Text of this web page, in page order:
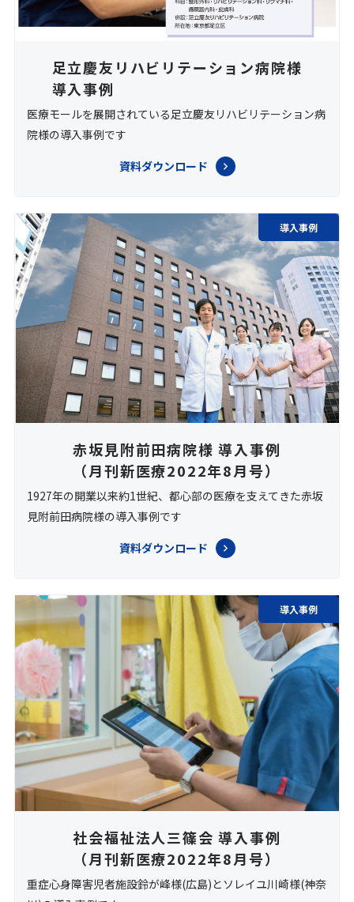
足立慶友リハビリテーション病院様
導入事例
医療モールを展開されている足立慶友リハビリテーション病
院様の導入事例です
資料ダウンロード
導入事例
赤坂見附前田病院様 導入事例
（月刊新医療2022年8月号）
1927年の開業以来約1世紀、都心部の医療を支えてきた赤坂
見附前田病院様の導入事例です
資料ダウンロード
導入事例
社会福祉法人三篠会 導入事例
（月刊新医療2022年8月号）
重症心身障害児者施設鈴が峰様(広島)とソレイユ川崎様(神奈